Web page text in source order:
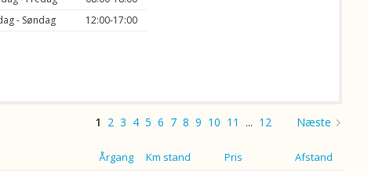
- Søndag
12:00-17:00
1 2 3 4 5 6 7 8 9 10 11 ... 12 Næste
Årgang Km stand Pris Afstand